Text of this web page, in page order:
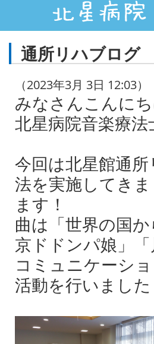
通所リハブログ
（2023年3月 3日 12:03）
みなさんこんにち
北星病院音楽療
今回は北星館通
法を実施してき
ます！
曲は「世界の国
京ドドンパ娘」
コミュニケーシ
活動を行いました